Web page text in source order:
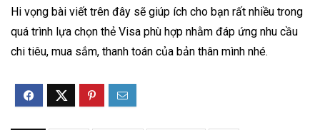
Hi vọng bài viết trên đây sẽ giúp ích cho bạn rất nhiều trong
quá trình lựa chọn thẻ Visa phù hợp nhằm đáp ứng nhu cầu
chi tiêu, mua sắm, thanh toán của bản thân mình nhé.